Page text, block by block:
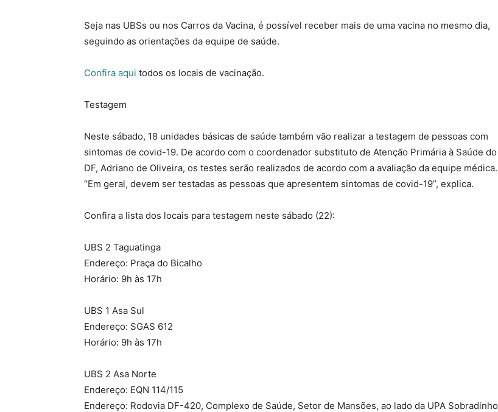
Seja nas UBSs ou nos Carros da Vacina, é possível receber mais de uma vacina no mesmo dia,
seguindo as orientações da equipe de saúde.
Confira aqui todos os locais de vacinação.
Testagem
Neste sábado, 18 unidades básicas de saúde também vão realizar a testagem de pessoas com
sintomas de covid-19. De acordo com o coordenador substituto de Atenção Primária à Saúde do
DF, Adriano de Oliveira, os testes serão realizados de acordo com a avaliação da equipe médica.
“Em geral, devem ser testadas as pessoas que apresentem sintomas de covid-19”, explica.
Confira a lista dos locais para testagem neste sábado (22):
UBS 2 Taguatinga
Endereço: Praça do Bicalho
Horário: 9h às 17h
UBS 1 Asa Sul
Endereço: SGAS 612
Horário: 9h às 17h
UBS 2 Asa Norte
Endereço: EQN 114/115
Endereço: Rodovia DF-420, Complexo de Saúde, Setor de Mansões, ao lado da UPA Sobradinho